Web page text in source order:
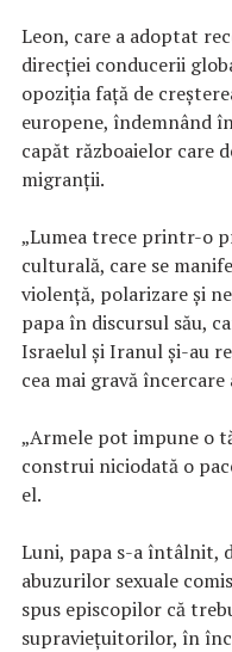
Leon, care a adoptat
direcției conducerii
opoziția față de
europene, îndemnând
capăt războaielor care
migranții.
„Lumea trece printr-o
culturală, care se
violență, polarizare și
papa în discursul său,
Israelul și Iranul și-au
cea mai gravă
„Armele pot impune o
construi niciodată o
el.
Luni, papa s-a întâlnit,
abuzurilor sexuale
spus episcopilor că
supraviețuitorilor, în